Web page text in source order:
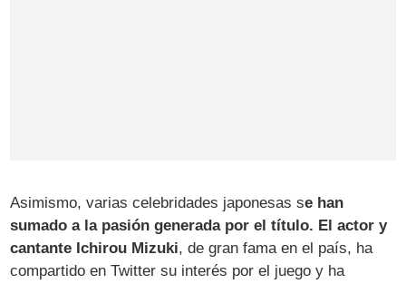
Asimismo, varias celebridades japonesas se han
sumado a la pasión generada por el título. El actor y
cantante Ichirou Mizuki, de gran fama en el país, ha
compartido en Twitter su interés por el juego y ha